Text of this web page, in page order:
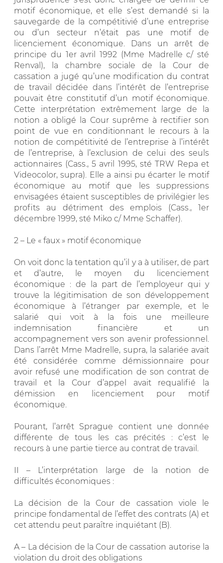
motif économique, et elle s’est demandé si la
sauvegarde de la compétitivié d’une entreprise
ou d’un secteur n’était pas une motif de
licenciement économique. Dans un arrêt de
principe du 1er avril 1992 (Mme Madrelle c/ sté
Renval), la chambre sociale de la Cour de
cassation a jugé qu’une modification du contrat
de travail décidée dans l’intérêt de l’entreprise
pouvait être constitutif d’un motif économique.
Cette interprétation extrêmement large de la
notion a obligé la Cour suprême à rectifier son
point de vue en conditionnant le recours à la
notion de compétitivité de l’entreprise à l’intérêt
de l’entreprise, à l’exclusion de celui des seuls
actionnaires (Cass., 5 avril 1995, sté TRW Repa et
Videocolor, supra). Elle a ainsi pu écarter le motif
économique au motif que les suppressions
envisagées étaient susceptibles de privilégier les
profits au détriment des emplois (Cass., 1er
décembre 1999, sté Miko c/ Mme Schaffer).
2 – Le « faux » motif économique
On voit donc la tentation qu’il y a à utiliser, de part
et d’autre, le moyen du licenciement
économique : de la part de l’employeur qui y
trouve la légitimisation de son développement
économique à l’étranger par exemple, et le
salarié qui voit à la fois une meilleure
indemnisation financière et un
accompagnement vers son avenir professionnel.
Dans l’arrêt Mme Madrelle, supra, la salariée avait
été considérée comme démissionnaire pour
avoir refusé une modification de son contrat de
travail et la Cour d’appel avait requalifié la
démission en licenciement pour motif
économique.
Pourant, l’arrêt Sprague contient une donnée
différente de tous les cas précités : c’est le
recours à une partie tierce au contrat de travail.
II – L’interprétation large de la notion de
difficultés économiques :
La décision de la Cour de cassation viole le
principe fondamental de l’effet des contrats (A) et
cet attendu peut paraître inquiétant (B).
A – La décision de la Cour de cassation autorise la
violation du droit des obligations